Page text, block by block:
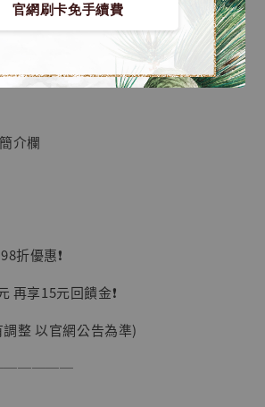
官網刷卡免手續費
1/6系列可動蒐藏人偶 讓
縣長 張麻子 [BK01]
介欄
折優惠❗️
再享15元回饋金❗️
調整 以官網公告為準)